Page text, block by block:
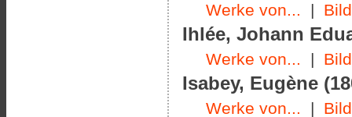
Werke von... |
Ihlée, Johann
Werke von... |
Isabey, Eugène
Werke von... |